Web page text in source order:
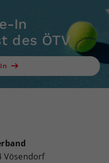
In
des ÖTV
Vösendorf